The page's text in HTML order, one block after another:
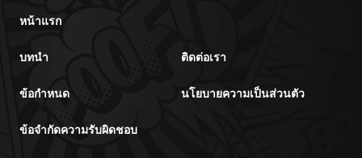
หน้าแรก
บทนำ ติดต่อเรา
ข้อกำหนด นโยบายความเป็นส่วนตัว
ข้อจำกัดความรับผิดชอบ